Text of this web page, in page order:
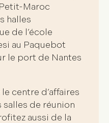
Maroc
halles
de l’école
au Paquebot
le port de Nantes
le centre d’affaires
salles de réunion
aussi de la